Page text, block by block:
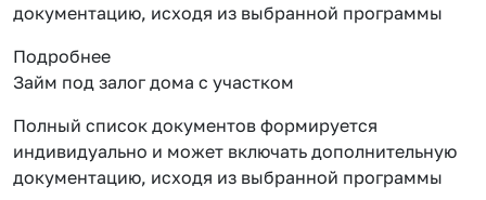
документацию, исходя из выбранной программы
Подробнее
Займ под залог дома с участком
Полный список документов формируется
индивидуально и может включать дополнительную
документацию, исходя из выбранной программы